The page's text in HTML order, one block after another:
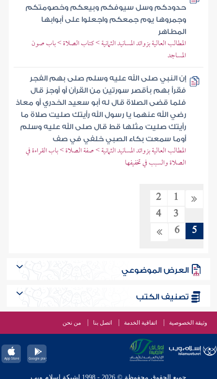
حدودكم وسل سيوفكم وبيعكم وخصومتكم
وجمروها يوم جمعكم واجعلوا على أبوابها
المطاهر
المطالب العالية بزوائد المسانيد الثمانية > كتاب الصلاة > باب صون
المساجد
إن النبي صلى الله عليه وسلم صلى بهم الفجر
فقرأ بهم بأقصر سورتين من القرآن أو أوجز قال
فلما قضى الصلاة قال له أبو سعيد الخدري أو معاذ
رضي الله عنهما يا رسول الله رأيتك صليت صلاة ما
رأيتك صليت مثلها قط قال صلى الله عليه وسلم
أوما سمعت بكاء الصبي خلفي في صف
المطالب العالية بزوائد المسانيد الثمانية > صفة الصلاة > باب القراءة في
الصلاة والسبب في تخفيفها
1
2
3
4
5
6
العرض الموضوعي
تصنيف الكتب
وثيقة الخصوصية اتفاقية الخدمة اتصل بنا من نحن
جميع الحقوق محفوظة © 2026 - 1998 لشبكة إسلام ويب